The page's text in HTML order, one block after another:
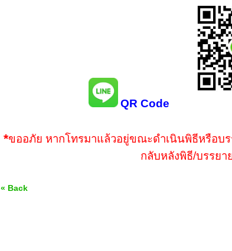
QR Code
*ขออภัย หากโทรมาแล้วอยู่ขณะดำเนินพิธีหรือบ
กลับหลังพิธี/บรรยา
« Back